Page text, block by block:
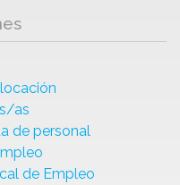
as
de personal
de Empleo